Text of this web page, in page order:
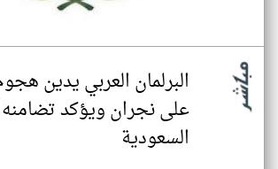
البرلمان العربي يدين
على نجران ويؤكد
السعودية